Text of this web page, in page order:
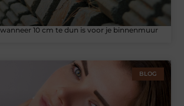
10 cm te dun is voor je binnenmuur
BLOG